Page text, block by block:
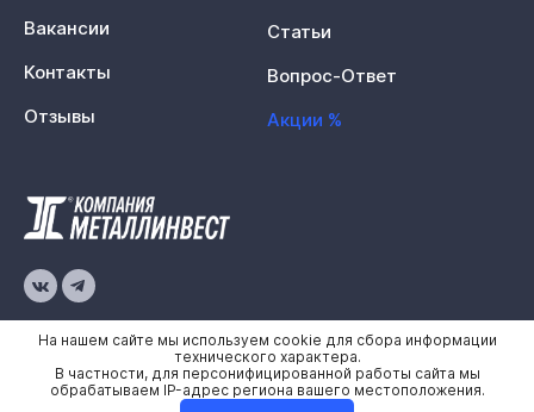
© 2026 «Металлинвест»
Политика конфиденциальности
Вакансии
Контакты
Отзывы
Статьи
Вопрос-Ответ
Акции %
На нашем сайте мы используем cookie для сбора информации
технического характера.
В частности, для персонифицированной работы сайта мы
обрабатываем IP-адрес региона вашего местоположения.